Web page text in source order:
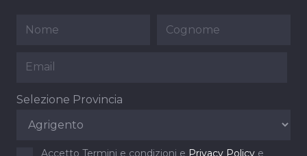
Selezione Provincia
Accetto Termini e condizioni e Privacy Policy e